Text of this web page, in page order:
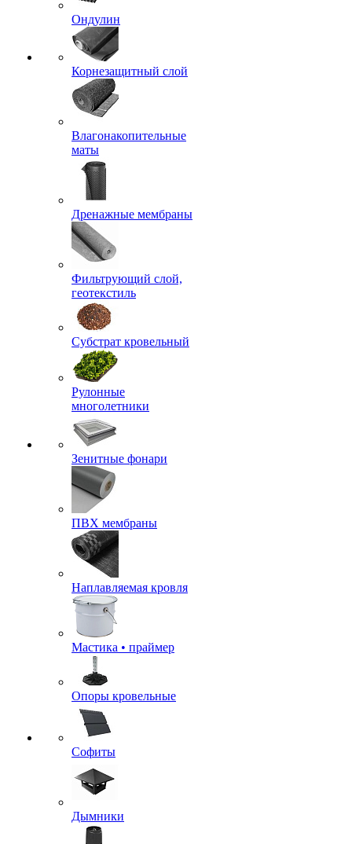
Ондулин
Корнезащитный слой
Влагонакопительные
маты
Дренажные мембраны
Фильтрующий слой,
геотекстиль
Субстрат кровельный
Рулонные
многолетники
Зенитные фонари
ПВХ мембраны
Наплавляемая кровля
Мастика • праймер
Опоры кровельные
Софиты
Дымники